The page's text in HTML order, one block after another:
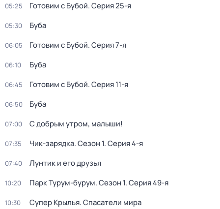
05:25 Готовим с Бубой. Серия 25-я
05:30 Буба
06:05 Готовим с Бубой. Серия 7-я
06:10 Буба
06:45 Готовим с Бубой. Серия 11-я
06:50 Буба
07:00 С добрым утром, малыши!
07:35 Чик-зарядка. Сезон 1. Серия 4-я
07:40 Лунтик и его друзья
10:20 Парк Турум-бурум. Сезон 1. Серия 49-я
10:30 Супер Крылья. Спасатели мира